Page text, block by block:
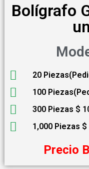
Bolígrafo
20
100
300 Piezas $
1,000 Piezas $
Precio